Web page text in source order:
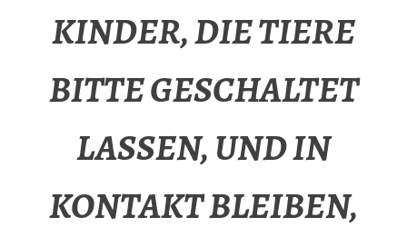
KINDER, DIE TIERE
BITTE GESCHALTET
LASSEN, UND IN
KONTAKT BLEIBEN,